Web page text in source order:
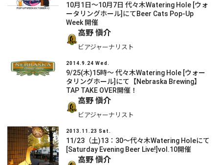
10月1日～10月7日 代々木Watering Hole [ウォ
ータリングホール]にてBeer Cats Pop-Up
Week 開催
高野 愼介
ビアジャーナリスト
2014.9.24 Wed.
9/25(木)15時～ 代々木Watering Hole [ウォー
タリングホール]にて【Nebraska Brewing】
TAP TAKE OVER開催！
高野 愼介
ビアジャーナリスト
2013.11.23 Sat.
11/23（土)13：30～代々木Watering Holeにて
[Saturday Evening Beer Live!]vol.10開催
高野 愼介